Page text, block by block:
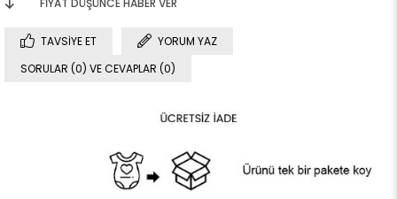
FIYAT DÜŞÜNCE HABER VER
TAVSIYE ET
YORUM YAZ
SORULAR (0) VE CEVAPLAR (0)